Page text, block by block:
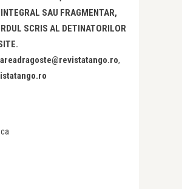
SAU FRAGMENTAR,
SCRIS AL DETINATORILOR
,